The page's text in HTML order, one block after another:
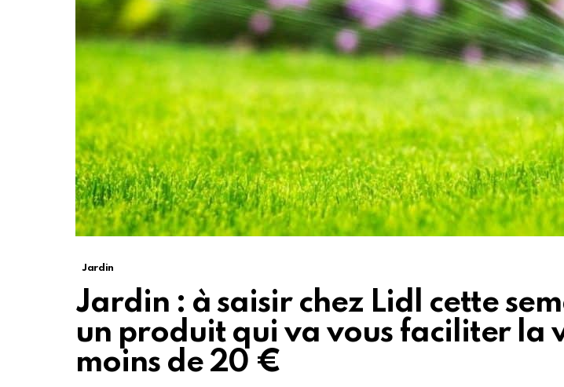
Jardin
Jardin : à saisir chez Lidl cette
un produit qui va vous faciliter la
moins de 20 €